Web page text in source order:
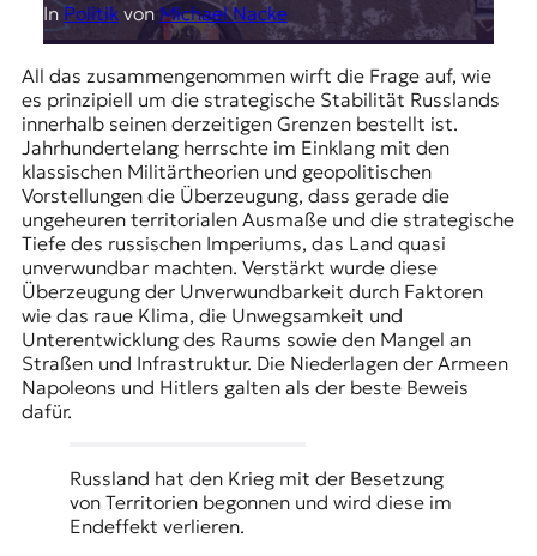
InPolitikvonMichael Nacke
All das zusammengenommen wirft die Frage auf, wie
es prinzipiell um die strategische Stabilität Russlands
innerhalb seinen derzeitigen Grenzen bestellt ist.
Jahrhundertelang herrschte im Einklang mit den
klassischen Militärtheorien und geopolitischen
Vorstellungen die Überzeugung, dass gerade die
ungeheuren territorialen Ausmaße und die strategische
Tiefe des russischen Imperiums, das Land quasi
unverwundbar machten. Verstärkt wurde diese
Überzeugung der Unverwundbarkeit durch Faktoren
wie das raue Klima, die Unwegsamkeit und
Unterentwicklung des Raums sowie den Mangel an
Straßen und Infrastruktur. Die Niederlagen der Armeen
Napoleons und Hitlers galten als der beste Beweis
dafür.
Russland hat den Krieg mit der Besetzung
von Territorien begonnen und wird diese im
Endeffekt verlieren.